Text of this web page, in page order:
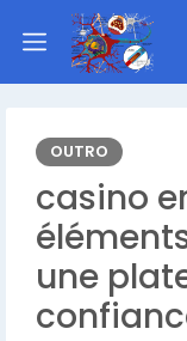
OUTRO
casino
une